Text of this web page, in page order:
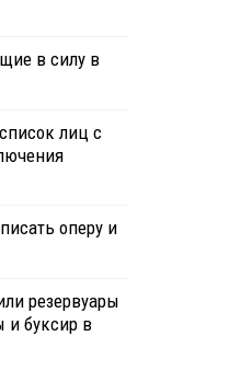
в силу в
лиц с
оперу и
резервуары
и буксир в